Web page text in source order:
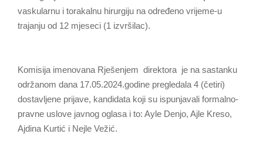
vaskularnu i torakalnu hirurgiju na određeno vrijeme-u
trajanju od 12 mjeseci (1 izvršilac).
Komisija imenovana Rješenjem direktora je na sastanku
održanom dana 17.05.2024.godine pregledala 4 (četiri)
dostavljene prijave, kandidata koji su ispunjavali formalno-
pravne uslove javnog oglasa i to: Ayle Denjo, Ajle Kreso,
Ajdina Kurtić i Nejle Vežić.